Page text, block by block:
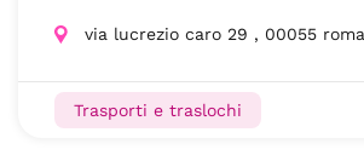
via lucrezio caro 29 , 00055
Trasporti e traslochi